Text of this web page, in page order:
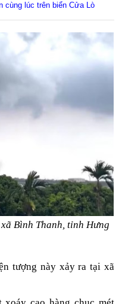
cùng lúc trên biển Cửa Lò
Bình Thanh, tỉnh Hưng
tượng này xảy ra tại xã